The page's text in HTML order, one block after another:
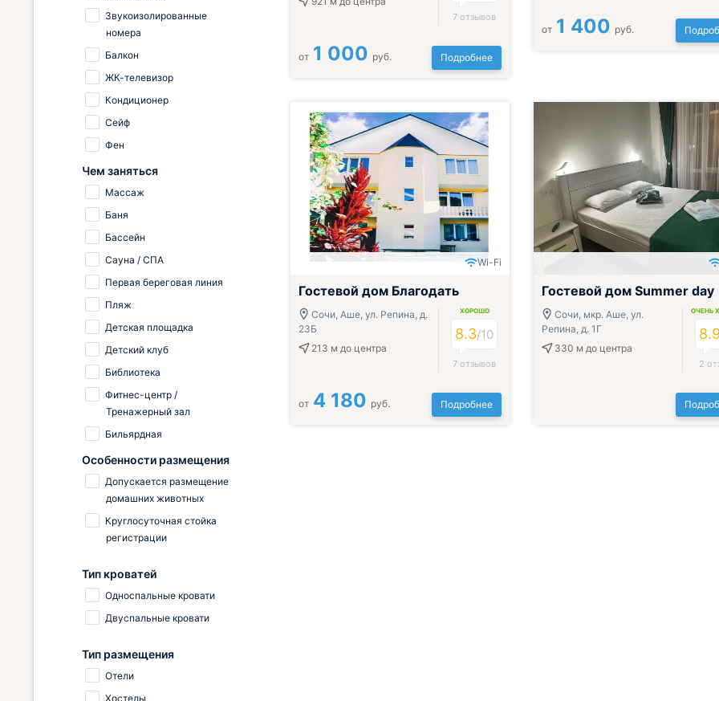
7 отзывов
от 1 000 руб. Подробнее
от 1 400 руб.
Wi-Fi
Гостевой дом Благодать
Сочи, Аше, ул. Репина, д.
23Б
213 м до центра
ХОРОШО
8.3/10
7 отзывов
от 4 180 руб. Подробнее
Гостевой дом Summer day
Сочи, мкр. Аше, ул.
Репина, д. 1Г
330 м до центра
ОЧЕНЬ
8.9
2
Звукоизолированные
номера
Балкон
ЖК-телевизор
Кондиционер
Сейф
Фен
Чем заняться
Массаж
Баня
Бассейн
Сауна / СПА
Первая береговая линия
Пляж
Детская площадка
Детский клуб
Библиотека
Фитнес-центр /
Тренажерный зал
Бильярдная
Особенности размещения
Допускается размещение
домашних животных
Круглосуточная стойка
регистрации
Тип кроватей
Односпальные кровати
Двуспальные кровати
Тип размещения
Отели
Хостелы